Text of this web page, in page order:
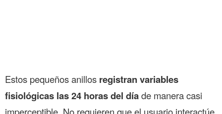
Estos pequeños anillos registran variables
fisiológicas las 24 horas del díade manera casi